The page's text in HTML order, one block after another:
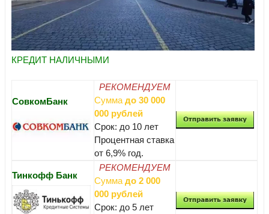
КРЕДИТ НАЛИЧНЫМИ
СовкомБанк
РЕКОМЕНДУЕМ
Сумма до 30 000
000 рублей
Срок: до 10 лет
Процентная ставка
от 6,9% год.
Тинкофф Банк
РЕКОМЕНДУЕМ
Сумма до 2 000
000 рублей
Срок: до 5 лет